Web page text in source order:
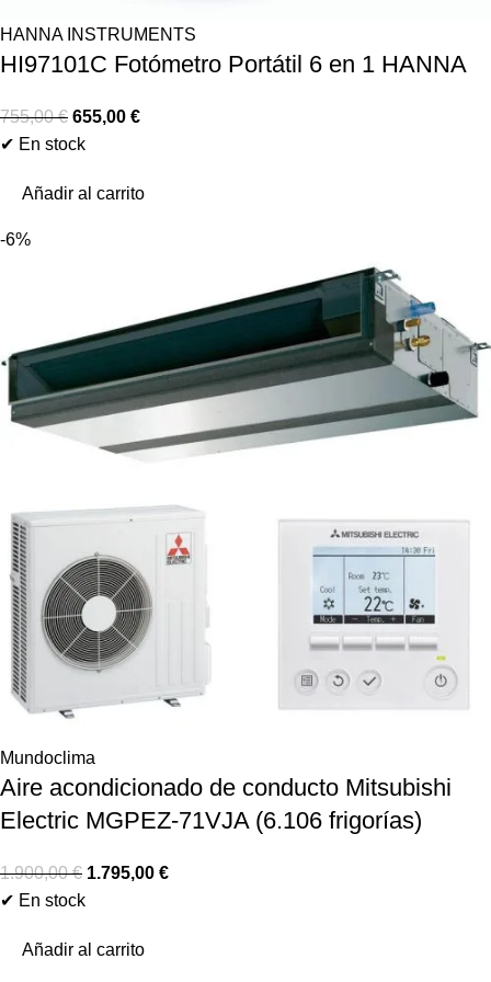
HANNA INSTRUMENTS
HI97101C Fotómetro Portátil 6 en 1 HANNA
755,00€ 655,00 €
✔ En stock
Añadir al carrito
-6%
Mundoclima
Aire acondicionado de conducto Mitsubishi
Electric MGPEZ-71VJA (6.106 frigorías)
1.900,00€ 1.795,00 €
✔ En stock
Añadir al carrito